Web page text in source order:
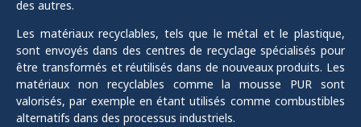
des autres.
Les matériaux recyclables, tels que le métal et le plastique,
sont envoyés dans des centres de recyclage spécialisés pour
être transformés et réutilisés dans de nouveaux produits. Les
matériaux non recyclables comme la mousse PUR sont
valorisés, par exemple en étant utilisés comme combustibles
alternatifs dans des processus industriels.